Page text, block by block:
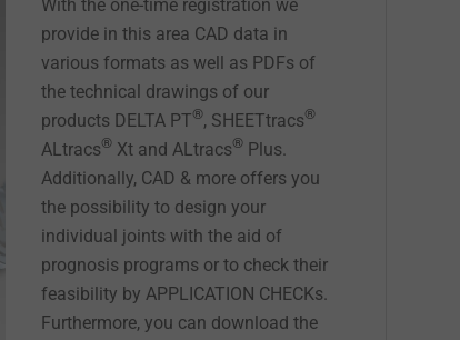
With the one-time registration we
provide in this area CAD data in
various formats as well as PDFs of
the technical drawings of our
products DELTA PT®, SHEETtracs®
ALtracs®Xt and ALtracs®Plus.
Additionally, CAD & more offers you
the possibility to design your
individual joints with the aid of
prognosis programs or to check their
feasibility by APPLICATION CHECKs.
Furthermore, you can download the